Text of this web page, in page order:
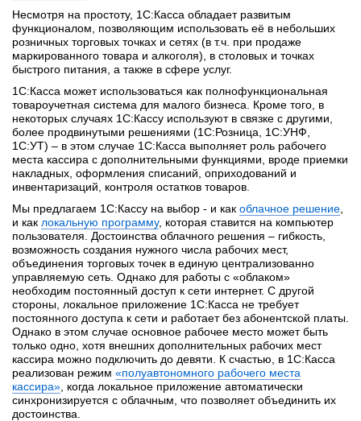
Несмотря на простоту, 1С:Касса обладает развитым
функционалом, позволяющим использовать её в небольших
розничных торговых точках и сетях (в т.ч. при продаже
маркированного товара и алкоголя), в столовых и точках
быстрого питания, а также в сфере услуг.
1С:Касса может использоваться как полнофункциональная
товароучетная система для малого бизнеса. Кроме того, в
некоторых случаях 1С:Кассу используют в связке с другими,
более продвинутыми решениями (1С:Розница, 1С:УНФ,
1С:УТ) – в этом случае 1С:Касса выполняет роль рабочего
места кассира с дополнительными функциями, вроде приемки
накладных, оформления списаний, оприходований и
инвентаризаций, контроля остатков товаров.
Мы предлагаем 1С:Кассу на выбор - и как облачное решение
и как локальную программу, которая ставится на компьютер
пользователя. Достоинства облачного решения – гибкость,
возможность создания нужного числа рабочих мест,
объединения торговых точек в единую централизованно
управляемую сеть. Однако для работы с «облаком»
необходим постоянный доступ к сети интернет. С другой
стороны, локальное приложение 1С:Касса не требует
постоянного доступа к сети и работает без абонентской платы.
Однако в этом случае основное рабочее место может быть
только одно, хотя внешних дополнительных рабочих мест
кассира можно подключить до девяти. К счастью, в 1С:Касса
реализован режим «полуавтономного рабочего места
кассира» , когда локальное приложение автоматически
синхронизируется с облачным, что позволяет объединить их
достоинства.